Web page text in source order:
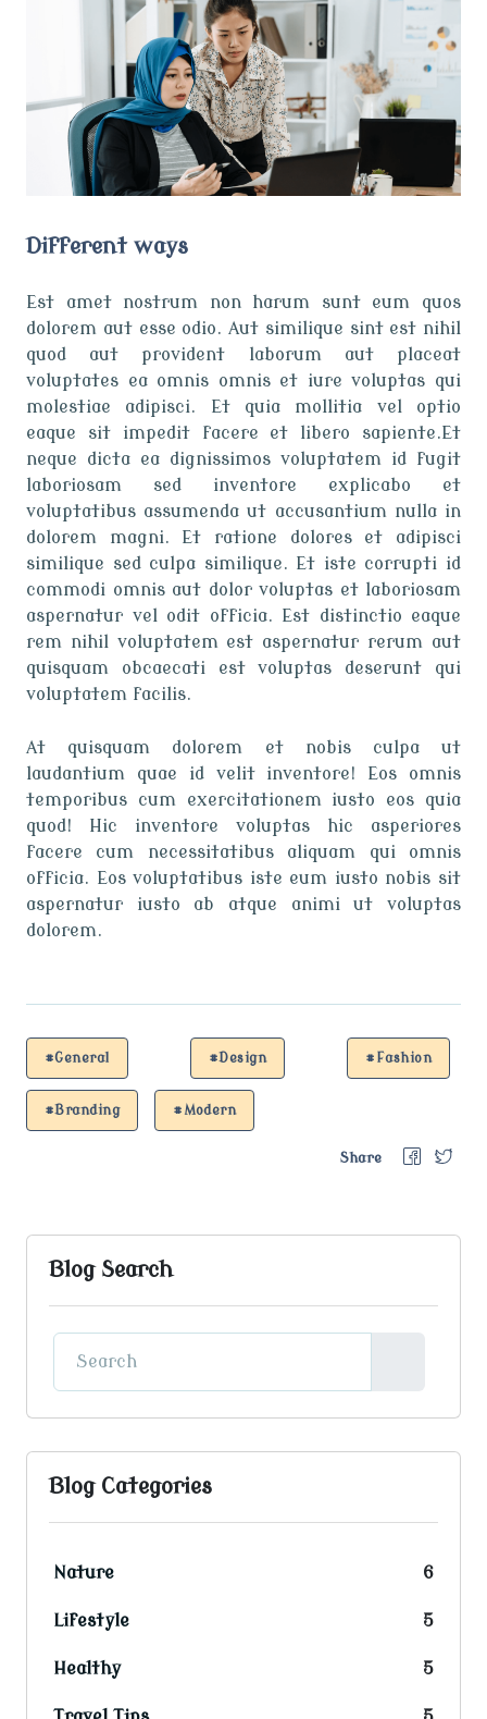
Different ways
Est amet nostrum non harum sunt eum quos
dolorem aut esse odio. Aut similique sint est nihil
quod aut provident laborum aut placeat
voluptates ea omnis omnis et iure voluptas qui
molestiae adipisci. Et quia mollitia vel optio
eaque sit impedit facere et libero sapiente.Et
neque dicta ea dignissimos voluptatem id fugit
laboriosam sed inventore explicabo et
voluptatibus assumenda ut accusantium nulla in
dolorem magni. Et ratione dolores et adipisci
similique sed culpa similique. Et iste corrupti id
commodi omnis aut dolor voluptas et laboriosam
aspernatur vel odit officia. Est distinctio eaque
rem nihil voluptatem est aspernatur rerum aut
quisquam obcaecati est voluptas deserunt qui
voluptatem facilis.
At quisquam dolorem et nobis culpa ut
laudantium quae id velit inventore! Eos omnis
temporibus cum exercitationem iusto eos quia
quod! Hic inventore voluptas hic asperiores
facere cum necessitatibus aliquam qui omnis
officia. Eos voluptatibus iste eum iusto nobis sit
aspernatur iusto ab atque animi ut voluptas
dolorem.
#General #Design #Fashion
#Branding #Modern
Share
Blog Search
Blog Categories
Nature 6
Lifestyle 5
Healthy 5